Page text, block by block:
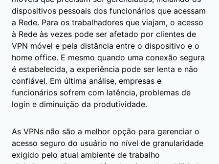
dispositivos pessoais dos funcionários que acessam
a Rede. Para os trabalhadores que viajam, o acesso
à Rede às vezes pode ser afetado por clientes de
VPN móvel e pela distância entre o dispositivo e o
home office. E mesmo quando uma conexão segura
é estabelecida, a experiência pode ser lenta e não
confiável. Em última análise, empresas e
funcionários sofrem com latência, problemas de
login e diminuição da produtividade.
As VPNs não são a melhor opção para gerenciar o
acesso seguro do usuário no nível de granularidade
exigido pelo atual ambiente de trabalho